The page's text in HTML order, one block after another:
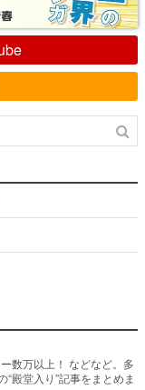
数万以上！ などなど。多
殿堂入り”記事をまとめま